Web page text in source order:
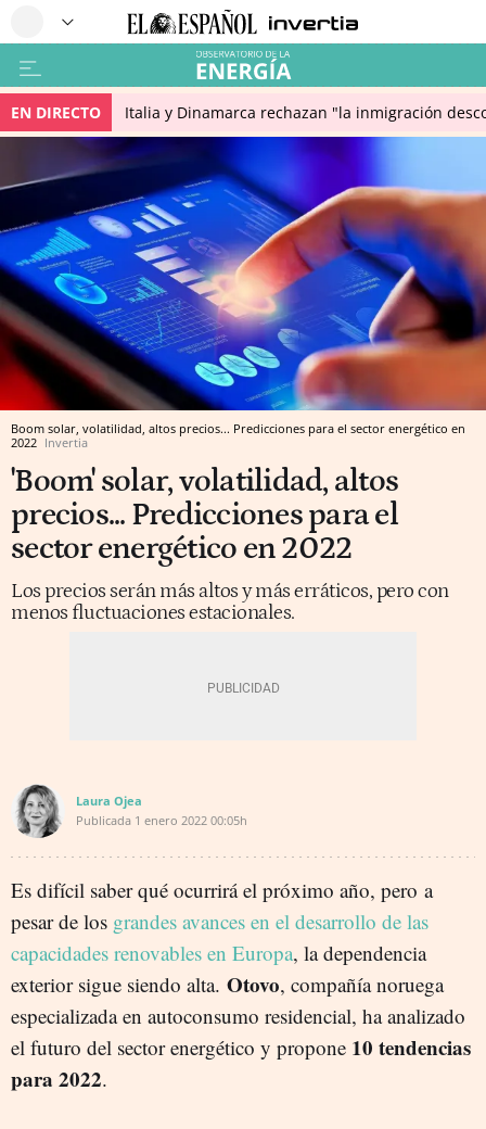
EN DIRECTO Italia y Dinamarca rechazan "la inmigración
Boom solar, volatilidad, altos precios... Predicciones para el sector energético en
2022 Invertia
'Boom' solar, volatilidad, altos
precios... Predicciones para el
sector energético en 2022
Los precios serán más altos y más erráticos, pero con
menos fluctuaciones estacionales.
Laura Ojea
Publicada 1 enero 2022 00:05h
Es difícil saber qué ocurrirá el próximo año, pero a
pesar de los grandes avances en el desarrollo de las
capacidades renovables en Europa, la dependencia
exterior sigue siendo alta. Otovo, compañía noruega
especializada en autoconsumo residencial, ha analizado
el futuro del sector energético y propone 10 tendencias
para 2022.